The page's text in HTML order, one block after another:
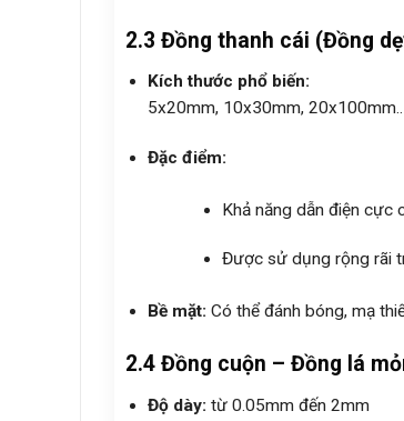
2.3 Đồng thanh cái (Đồng
Kích thước phổ biến:
5x20mm, 10x30mm,
Đặc điểm:
Khả năng dẫn điện cực
Được sử dụng rộng rãi
Bề mặt: Có thể đánh bóng, mạ
2.4 Đồng cuộn – Đồng lá
Độ dày: từ 0.05mm đến 2mm